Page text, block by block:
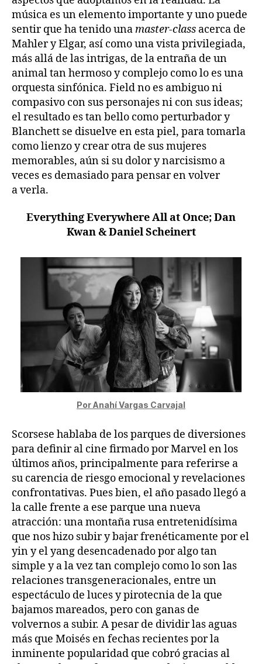
música es un elemento importante y uno puede
sentir que ha tenido unamaster-class acerca de
Mahler y Elgar, así como una vista privilegiada,
más allá de las intrigas, de la entraña de un
animal tan hermoso y complejo como lo es una
orquesta sinfónica. Field no es ambiguo ni
compasivo con sus personajes ni con sus ideas;
el resultado es tan bello como perturbador y
Blanchett se disuelve en esta piel, para tomarla
como lienzo y crear otra de sus mujeres
memorables, aún si su dolor y narcisismo a
veces es demasiado para pensar en volver
a verla.
Everything Everywhere All at Once; Dan
Kwan & Daniel Scheinert
Por Anahí Vargas Carvajal
Scorsese hablaba de los parques de diversiones
para definir al cine firmado por Marvel en los
últimos años, principalmente para referirse a
su carencia de riesgo emocional y revelaciones
confrontativas. Pues bien, el año pasado llegó a
la calle frente a ese parque una nueva
atracción: una montaña rusa entretenidísima
que nos hizo subir y bajar frenéticamente por el
yin y el yang desencadenado por algo tan
simple y a la vez tan complejo como lo son las
relaciones transgeneracionales, entre un
espectáculo de luces y pirotecnia de la que
bajamos mareados, pero con ganas de
volvernos a subir. A pesar de dividir las aguas
más que Moisés en fechas recientes por la
inminente popularidad que cobró gracias al